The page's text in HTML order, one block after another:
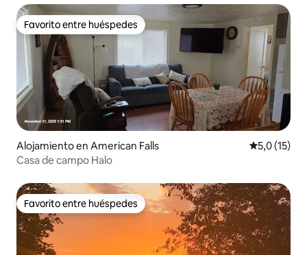
Favorito entre huéspedes
Favorito entre huéspedes
Alojamiento en American Falls Calificación
5,0 (15)
Casa de campo Halo
Favorito entre huéspedes
Favorito entre huéspedes